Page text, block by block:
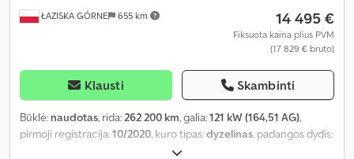
ŁAZISKA GÓRNE 655 km 14 495 €
Fiksuota kaina plius PVM
(17 829 € bruto)
Klausti Skambinti
Būklė: naudotas, rida:262 200 km, galia:121 kW (164,51 AG),
pirmoji registracija:10/2020, kuro tipas:dyzelinas, padangos dydis:
70 procentas